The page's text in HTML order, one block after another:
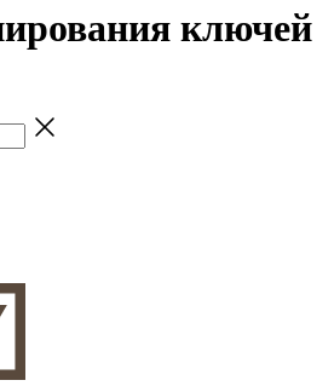
ключей